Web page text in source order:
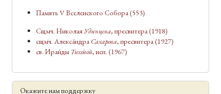
Память V Вселенского Собора(553)
Сщмч. НиколаяУдинцева, пресвитера(1918)
сщмч. Алекса́ндраСахарова, пресвитера(1927)
св. Ираи́ды Тихо́вой, исп. (1967)
Окажите нам поддержку